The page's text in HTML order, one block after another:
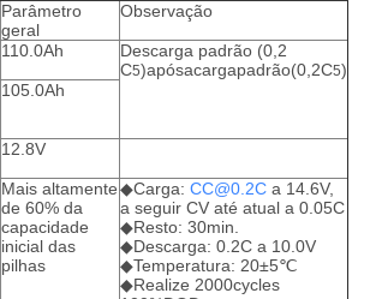
Parâmetro
geral
Observação
110.0Ah
Descarga padrão (0,2
C5)apósacargapadrão(0,2C5)
105.0Ah
12.8V
Mais altamente
de 60% da
capacidade
inicial das
pilhas
◆Carga: CC@0.2Ca 14.6V,
a seguir CV até atual a 0.05C
◆Resto: 30min.
◆Descarga: 0.2C a 10.0V
◆Temperatura: 20±5℃
◆Realize 2000cycles